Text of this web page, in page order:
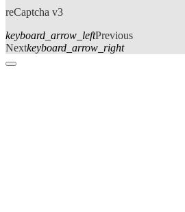
reCaptcha v3
keyboard_arrow_leftPrevious
Nextkeyboard_arrow_right